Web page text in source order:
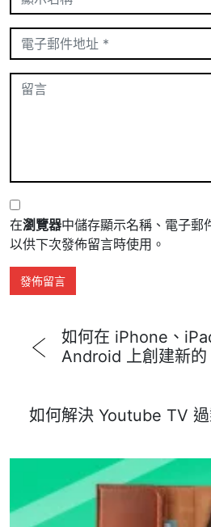
在瀏覽器中儲存顯示名稱、電子郵
以供下次發佈留言時使用。
如何在 iPhone、
Android 上創建新
如何解決 Youtube TV